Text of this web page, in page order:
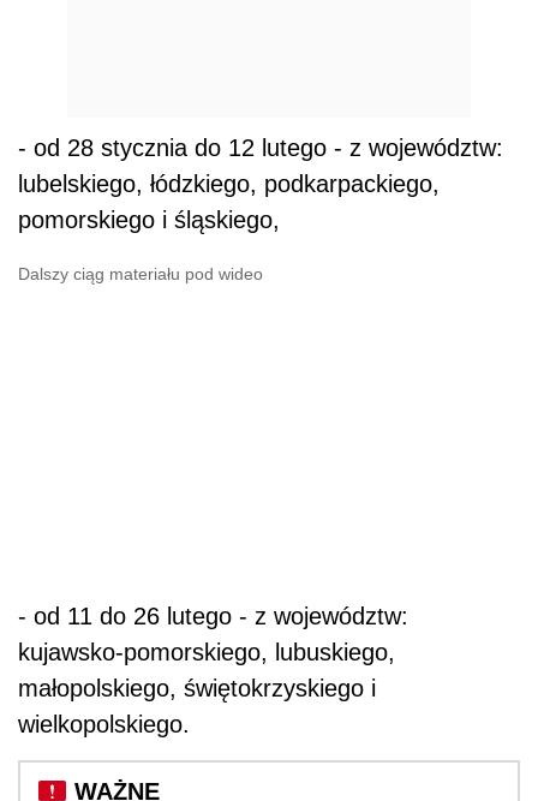
- od 28 stycznia do 12 lutego - z województw:
lubelskiego, łódzkiego, podkarpackiego,
pomorskiego i śląskiego,
Dalszy ciąg materiału pod wideo
- od 11 do 26 lutego - z województw:
kujawsko-pomorskiego, lubuskiego,
małopolskiego, świętokrzyskiego i
wielkopolskiego.